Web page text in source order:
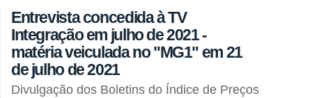
Entrevista concedida à TV
Integração em julho de 2021 -
matéria veiculada no "MG1" em 21
de julho de 2021
Divulgação dos Boletins do Índice de Preços